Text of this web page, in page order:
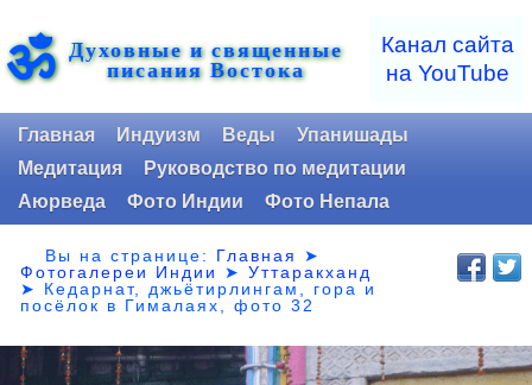
ॐ Духовные и священные
писания Востока
Канал сайта
на YouTube
Главная Индуизм Веды
Упанишады
Медитация
Руководство по медитации
Аюрведа
Фото Индии Фото Непала
Вы на странице: Главная
➤
Фотогалереи Индии
➤Уттаракханд
➤ Кедарнат, джьётирлингам, гора и
посёлок в Гималаях, фото 32